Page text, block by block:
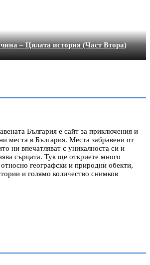
– Цялата история (Част Втора)
България е сайт за приключения и
места в България. Места забравени от
ни впечатляват с уникалноста си и
сърцата. Тук ще откриете много
географски и природни обекти,
и голямо количество снимков